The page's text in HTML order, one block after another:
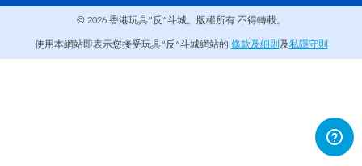
角色扮演及造型系列
Globber高樂寶
© 2026 香港玩具“反”斗城。版權所有 不得轉載。
使用本網站即表示您接受玩具“反”斗城網站的 條款及細則 及私隱守則